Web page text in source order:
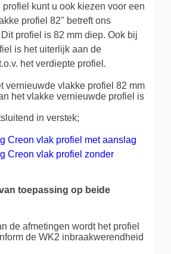
profiel kunt u ook kiezen voor een
profiel 82" betreft ons
profiel is 82 mm diep. Ook bij
is het uiterlijk aan de
het verdiepte profiel.
vernieuwde vlakke profiel 82 mm
het vlakke vernieuwde profiel is
in verstek;
Creon vlak profiel met aanslag
Creon vlak profiel zonder
toepassing op beide
de afmetingen wordt het profiel
de WK2 inbraakwerendheid